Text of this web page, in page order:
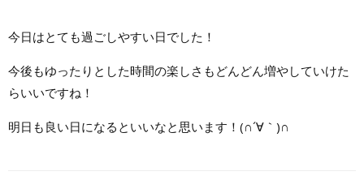
今日はとても過ごしやすい日でした！
今後もゆったりとした時間の楽しさもどんどん増やしていけた
らいいですね！
明日も良い日になるといいなと思います！(∩´∀｀)∩